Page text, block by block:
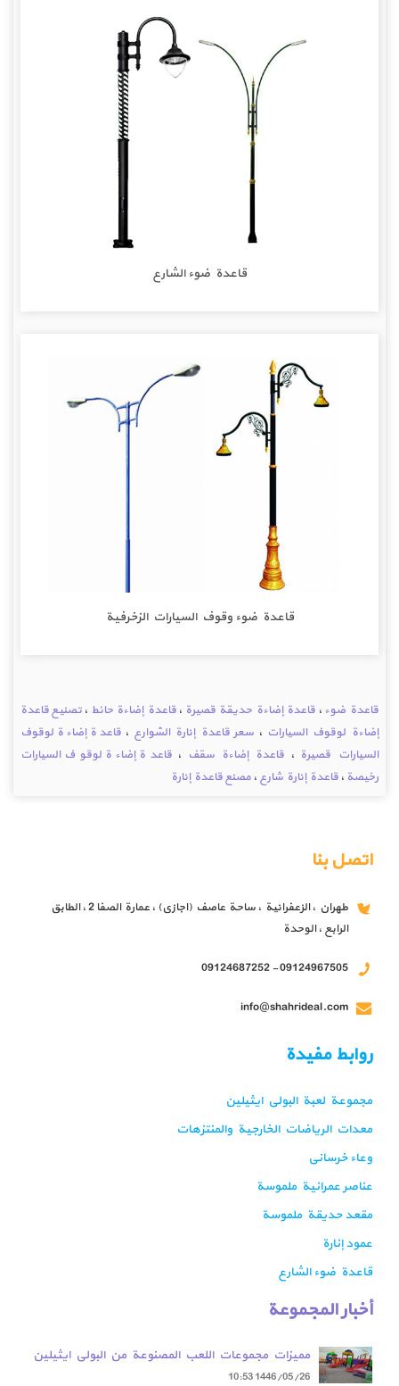
قاعدة ضوء الشارع
قاعدة ضوء وقوف السيارات الزخرفية
قاعدة ضوء ، قاعدة إضاءة حديقة قصيرة ،قاعدة إضاءة حائط ،تصنيع قاعدة
إضاءة لوقوف السيارات ، سعر قاعدة إنارة الشوارع ،قاعدة إضاءة لوقوف
السيارات قصيرة ، قاعدة إضاءة سقف ،قاعدة إضاءة لوقوف السيارات
رخيصة ،قاعدة إنارة شارع ،مصنع قاعدة إنارة
اتصل بنا
طهران ، الزعفرانية ، ساحة عاصف (اجازي) ، عمارة الصفا 2 ، الطابق
الرابع ، الوحدة
09124967505 - 09124687252
info@shahrideal.com
روابط مفيدة
مجموعة لعبة البولي ايثيلين
معدات الرياضات الخارجية والمنتزهات
وعاء خرساني
عناصر عمرانية ملموسة
مقعد حديقة ملموسة
عمود إنارة
قاعدة ضوء الشارع
أخبار المجموعة
مميزات مجموعات اللعب المصنوعة من البولي ايثيلين
مقارنة بمجموعات اللعب المعدنية
1446/05/26
10:53